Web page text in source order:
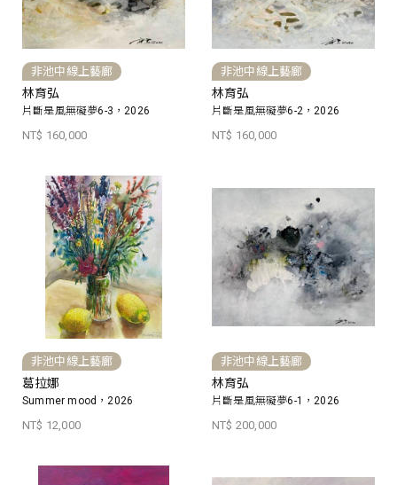
非池中線上藝廊
林育弘
片斷是風無礙夢6-3，2026
NT$ 160,000
非池中線上藝廊
林育弘
片斷是風無礙夢6-2，2026
NT$ 160,000
非池中線上藝廊
葛拉娜
Summer mood，2026
NT$ 12,000
非池中線上藝廊
林育弘
片斷是風無礙夢6-1，2026
NT$ 200,000